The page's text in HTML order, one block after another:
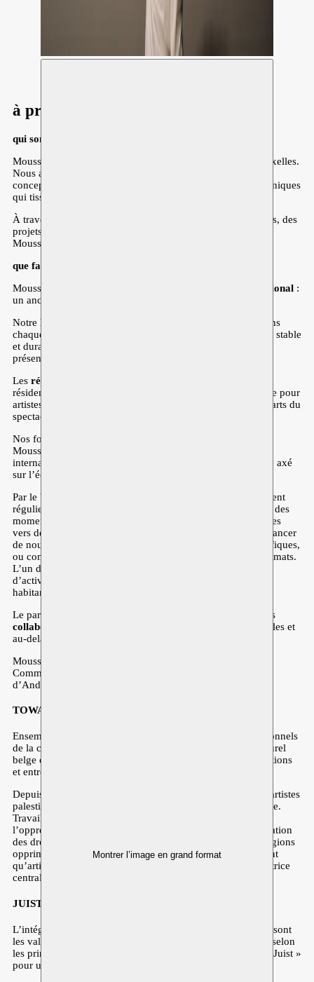
Montrer l’image en grand format
Moussem Stages 2023 © Giannina Urmeneta Ottiker
à propos de moussem
qui sommes-nous?
Moussem est un centre d’arts, nomade, actif à partir de Bruxelles.
Nous accompagnons des artistes dans leur recherche, leur
conception et leur présentation de nouveaux récits polyphoniques
qui tissent des liens entre l’art et la société.
À travers un programme très élaboré de résidences d’artistes, des
projets de programmation éclectique, et de divers projets,
Moussem contribue à façonner un futur paradigme culturel.
que faisons-nous?
Moussem est une organisation au fonctionnement
transnational :
un ancrage local, une orientation mondiale.
Notre lieu de travail
se situe à Anderlecht, d’où nous offrons
chaque année à une vingtaine d’artistes un cadre de soutien stable
et durable qui leur permet de développer, de produire et de
présenter leur travail.
Les résidences
résidences internationales ou de longs parcours de résidence pour
artistes locaux et locales, regroupés par discipline entre les arts du
spectacle vivant et les arts plastiques.
Nos formats de
Moussem Cities, offrent une visibilité aux artistes
internationaux·ales et génèrent pour leur travail un contexte axé
sur l’échange, la résonance et la friction.
Par le biais de
, nous complétons notre fonctionnement
régulier par des séries thématiques, des groupes d’activités, des
moments de présentation réguliers ou des initiatives orientées
vers des collectivités. Ces projets servent de tremplin pour lancer
de nouveaux contenus, pour réagir à des événements spécifiques,
ou comme moteur d’expérimentation pour de nouveaux formats.
L’un de ces projets porte le nom de
d’activités qui tisse des liens durables entre Moussem et les
habitant·es de notre quartier.
Le parcours artistique de Moussem se construit à travers des
collaborations
avec divers partenaires en Flandre, à Bruxelles et
au-delà.
Moussem est
Commission communautaire flamande et par la commune
d’Anderlecht.
TOWARDS AN APARTHEID FREE ZONE
Ensemble avec 758 institutions culturelles et 2302 professionnels
de la culture, Moussem s’engage en faveur du boycott culturel
belge et néerlandais de l’État d’Israël et de toutes les institutions
et entreprises israéliennes.
Depuis des années, nous collaborons étroitement avec des artistes
palestinien·nes et nous nous engageons à continuer à le faire.
Travailler avec des artistes pour résister à l’apartheid, à
l’oppression raciste, à l’exploitation impérialiste et à la violation
des droits humains en Palestine occupée et dans d’autres régions
opprimées, en soutenant leurs moyens de subsistance en tant
qu’artistes et en partageant leurs histoires, est une force motrice
centrale du travail de Moussem comme centre des arts.
JUIST IS JUIST
L’intégrité, la durabilité, la responsabilité et la transparence sont
les valeurs fondamentales de Moussem. Moussem travaille selon
les principes et les outils fournis par la plateforme « Juist is Juist »
pour une collaboration équitable dans le secteur artistique.